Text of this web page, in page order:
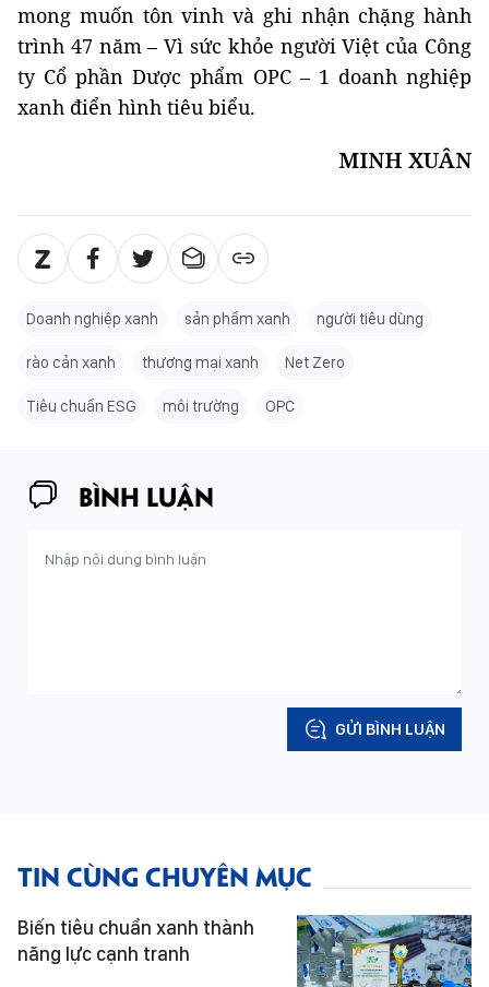
mong muốn tôn vinh và ghi nhận chặng hành
trình 47 năm – Vì sức khỏe người Việt của Công
ty Cổ phần Dược phẩm OPC – 1 doanh nghiệp
xanh điển hình tiêu biểu.
MINH XUÂN
Doanh nghiệp xanh sản phẩm xanh người tiêu dùng
rào cản xanh thương mại xanh Net Zero
Tiêu chuẩn ESG môi trường OPC
BÌNH LUẬN
GỬI BÌNH LUẬN
TIN CÙNG CHUYÊN MỤC
Biến tiêu chuẩn xanh thành
năng lực cạnh tranh